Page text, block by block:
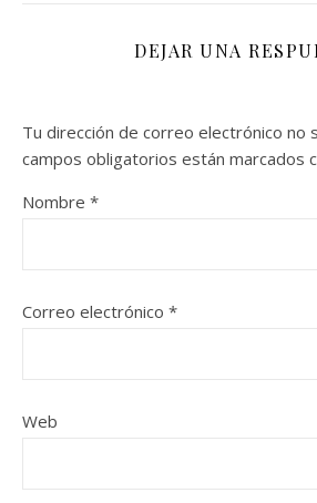
DEJAR UNA
Tu dirección de correo electrónico no
campos obligatorios están marcados
Nombre *
Correo electrónico *
Web